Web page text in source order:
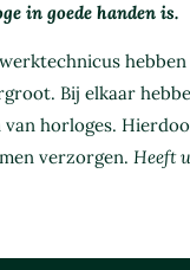
in goede handen is.
Bij elkaar
horloges.
verzorgen. Heeft